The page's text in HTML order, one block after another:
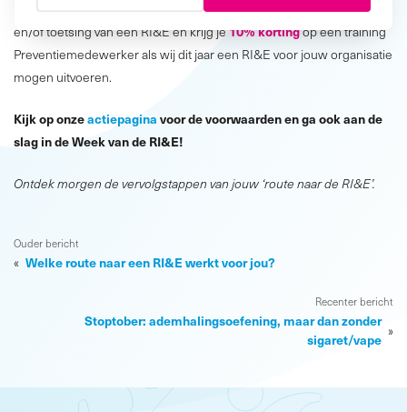
kortingsactie. Zo ontvang je t/m 31 juli10% kortingop de uitvoer
en/of toetsing van een RI&E en krijg je10% kortingop een training
Preventiemedewerker als wij dit jaar een RI&E voor jouw organisatie
mogen uitvoeren.
Kijk op onzeactiepagina voor de voorwaarden en ga ook aan de
slag in de Week van de RI&E!
Ontdek morgen de vervolgstappen van jouw ‘route naar de RI&E’.
Ouder bericht
« Welke route naar een RI&E werkt voor jou?
Recenter bericht
Stoptober: ademhalingsoefening, maar dan zonder
sigaret/vape »